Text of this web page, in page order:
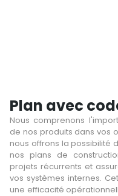
Plan avec
Nous comprenons
de nos produits dans vos
nous offrons la possibilité
nos plans de
projets récurrents et
vos systèmes internes.
une efficacité